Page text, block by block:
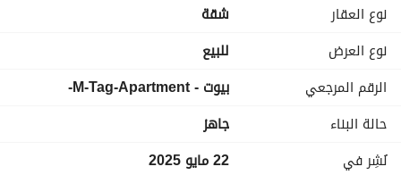
خصــم خـــاص للكـــاش يصـــل لـــ 50% !!
للتفاصيل وزيارة الموقع اتصل على :
واتساب
نوع العقار
شقة
نوع العرض
للبيع
الرقم المرجعي
بيوت - M-Tag-Apartment-
حالة البناء
جاهز
نُشِر في
22 مايو 2025